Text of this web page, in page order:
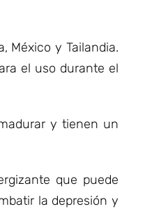
México y Tailandia.
el uso durante el
y tienen un
que puede
la depresión y